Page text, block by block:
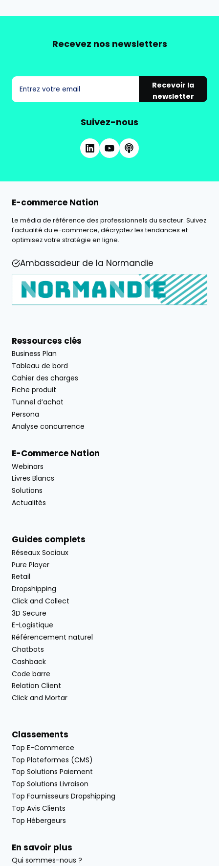
Recevez nos newsletters
Recevoir la
newsletter
Suivez-nous
E-commerce Nation
Le média de référence des professionnels du secteur. Suivez
l'actualité du e-commerce, décryptez les tendances et
optimisez votre stratégie en ligne.
Ambassadeur de la Normandie
Ressources clés
Business Plan
Tableau de bord
Cahier des charges
Fiche produit
Tunnel d’achat
Persona
Analyse concurrence
E-Commerce Nation
Webinars
Livres Blancs
Solutions
Actualités
Guides complets
Réseaux Sociaux
Pure Player
Retail
Dropshipping
Click and Collect
3D Secure
E-Logistique
Référencement naturel
Chatbots
Cashback
Code barre
Relation Client
Click and Mortar
Classements
Top E-Commerce
Top Plateformes (CMS)
Top Solutions Paiement
Top Solutions Livraison
Top Fournisseurs Dropshipping
Top Avis Clients
Top Hébergeurs
En savoir plus
Qui sommes-nous ?